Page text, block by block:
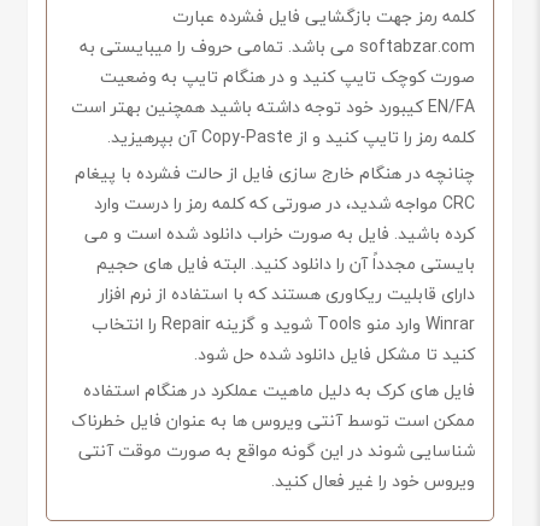
کلمه رمز جهت بازگشایی فایل فشرده عبارت
softabzar.com می باشد. تمامی حروف را میبایستی به
صورت کوچک تایپ کنید و در هنگام تایپ به وضعیت
EN/FA کیبورد خود توجه داشته باشید همچنین بهتر است
کلمه رمز را تایپ کنید و از Copy-Paste آن بپرهیزید.
چنانچه در هنگام خارج سازی فایل از حالت فشرده با پیغام
CRC مواجه شدید، در صورتی که کلمه رمز را درست وارد
کرده باشید. فایل به صورت خراب دانلود شده است و می
بایستی مجدداً آن را دانلود کنید. البته فایل های حجیم
دارای قابلیت ریکاوری هستند که با استفاده از نرم افزار
Winrar وارد منو Tools شوید و گزینه Repair را انتخاب
کنید تا مشکل فایل دانلود شده حل شود.
فایل های کرک به دلیل ماهیت عملکرد در هنگام استفاده
ممکن است توسط آنتی ویروس ها به عنوان فایل خطرناک
شناسایی شوند در این گونه مواقع به صورت موقت آنتی
ویروس خود را غیر فعال کنید.